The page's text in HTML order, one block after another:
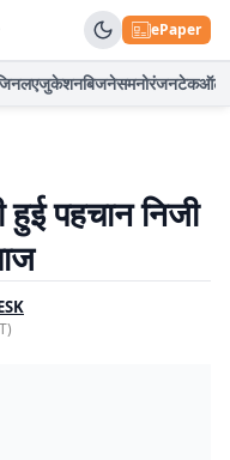
ePaper
एजुकेशनबिजनेसमनोरंजनटेकऑटो
पहचान निजी